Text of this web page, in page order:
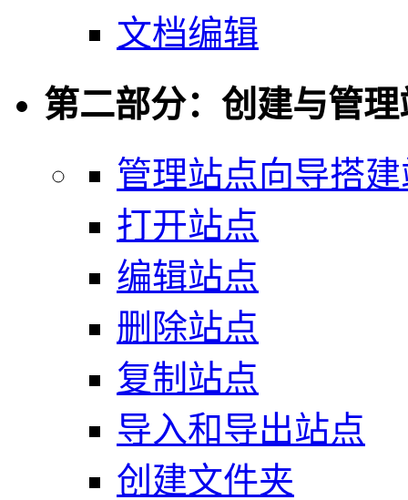
文档编辑
第二部分：创建与管理
管理站点向导搭
打开站点
编辑站点
删除站点
复制站点
导入和导出站点
创建文件夹